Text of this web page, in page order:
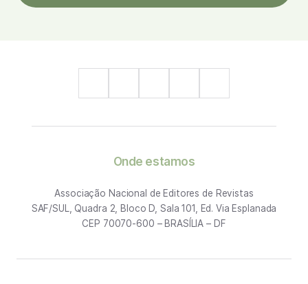
Onde estamos
Associação Nacional de Editores de Revistas
SAF/SUL, Quadra 2, Bloco D, Sala 101, Ed. Via Esplanada
CEP 70070-600 – BRASÍLIA – DF